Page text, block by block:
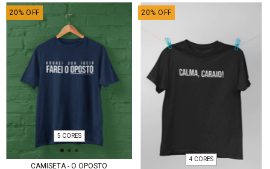
20% OFF
5 CORES
CAMISETA - O OPOSTO
20% OFF
4 CORES